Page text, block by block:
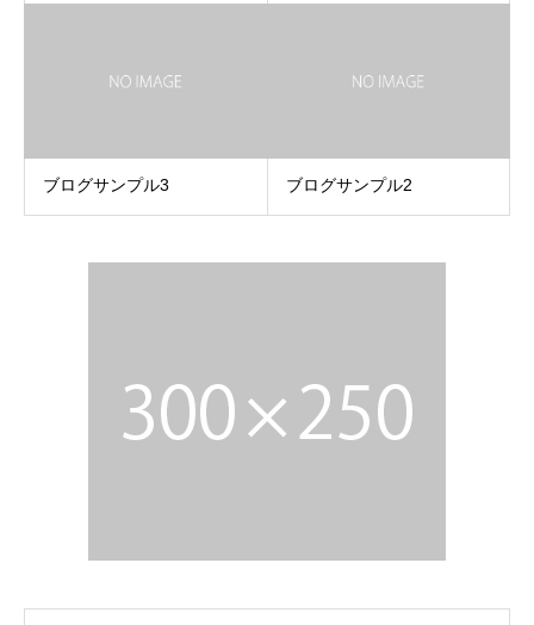
ブログサンプル3 ブログサンプル2